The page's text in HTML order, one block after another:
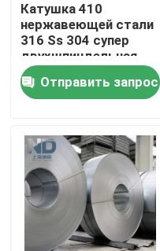
Продукты
О нас
Путешествие фабрики
Проверка качества
Свяжитесь мы
Катушка 410
нержавеющей стали
316 Ss 304 супер
двухшпиндельная
430 S32750 0.2mm
3mmОтправить запрос